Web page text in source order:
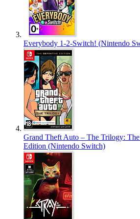
Everybody 1-2-Switch! (Nintendo
Grand Theft Auto – The Trilogy:
Edition (Nintendo Switch)